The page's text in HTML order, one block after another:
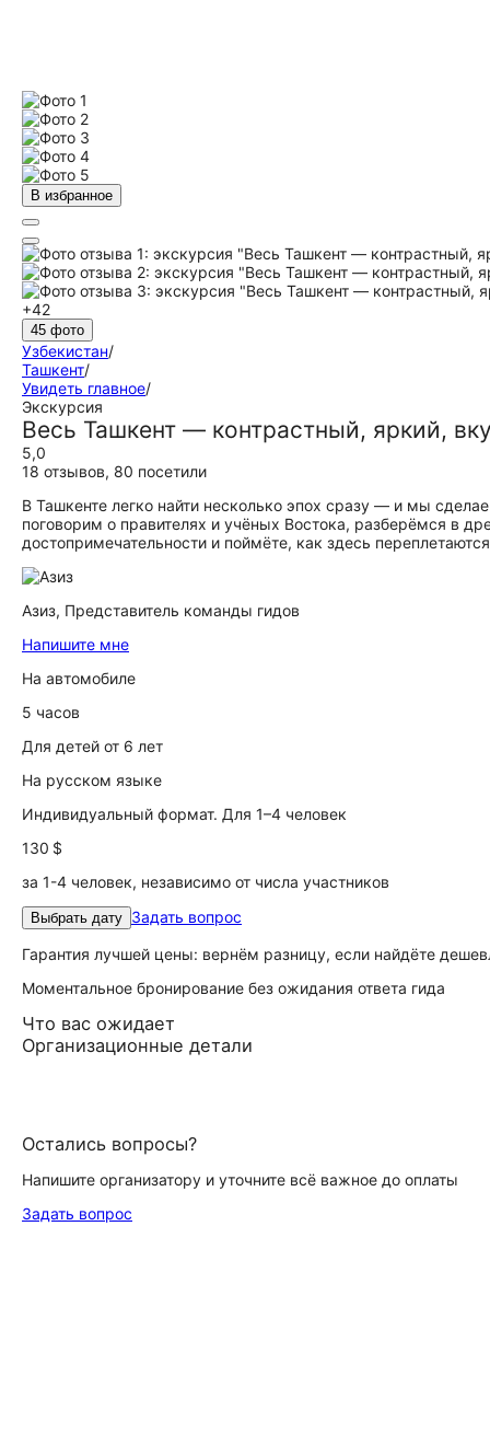
В избранное
+42
45 фото
Узбекистан/
Ташкент/
Увидеть главное/
Экскурсия
Весь Ташкент — контрастный, яркий,
5,0
18 отзывов, 80 посетили
В Ташкенте легко найти несколько эпох сразу — и мы
поговорим о правителях и учёных Востока, разберёмся в
достопримечательности и поймёте, как здесь
Азиз, Представитель команды гидов
Напишите мне
На автомобиле
5 часов
Для детей от 6 лет
На русском языке
Индивидуальный формат. Для 1–4 человек
130 $
за 1-4 человек, независимо от числа участников
Выбрать дату Задать вопрос
Гарантия лучшей цены: вернём разницу, если найдёте
Моментальное бронирование без ожидания ответа гида
Что вас ожидает
Организационные детали
Остались вопросы?
Напишите организатору и уточните всё важное до оплаты
Задать вопрос